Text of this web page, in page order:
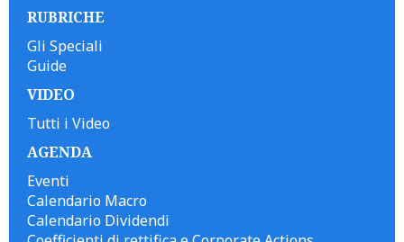
RUBRICHE
Gli Speciali
Guide
VIDEO
Tutti i Video
AGENDA
Eventi
Calendario Macro
Calendario Dividendi